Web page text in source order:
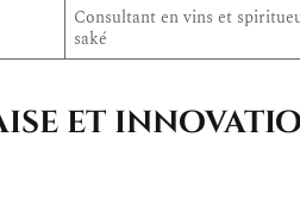
Consultant en vins et
saké
et